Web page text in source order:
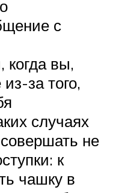
с
когда вы,
за того,
случаях
не
к
чашку в